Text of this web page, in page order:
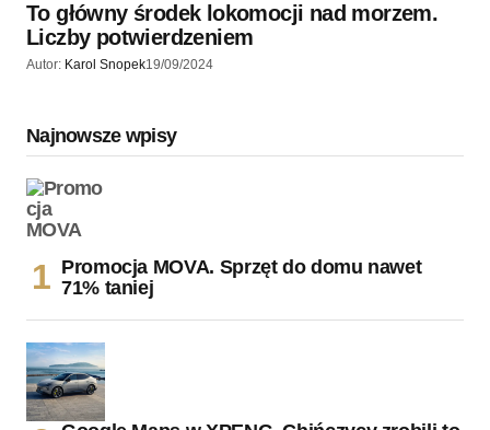
To główny środek lokomocji nad morzem.
Liczby potwierdzeniem
Autor: Karol Snopek19/09/2024
Najnowsze wpisy
Promocja MOVA. Sprzęt do domu nawet
71% taniej